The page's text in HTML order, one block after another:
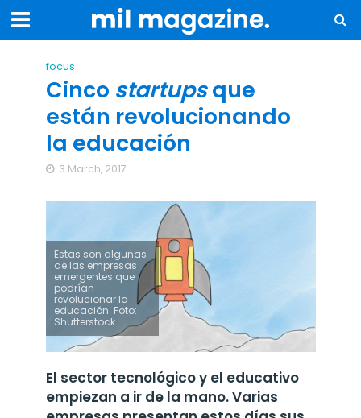
focus
Cinco startupsque
están revolucionando
la educación
3 March, 2017
Estas son algunas
de las empresas
emergentes que
podrían
revolucionar la
educación. Foto:
Shutterstock.
El sector tecnológico y el educativo
empiezan a ir de la mano. Varias